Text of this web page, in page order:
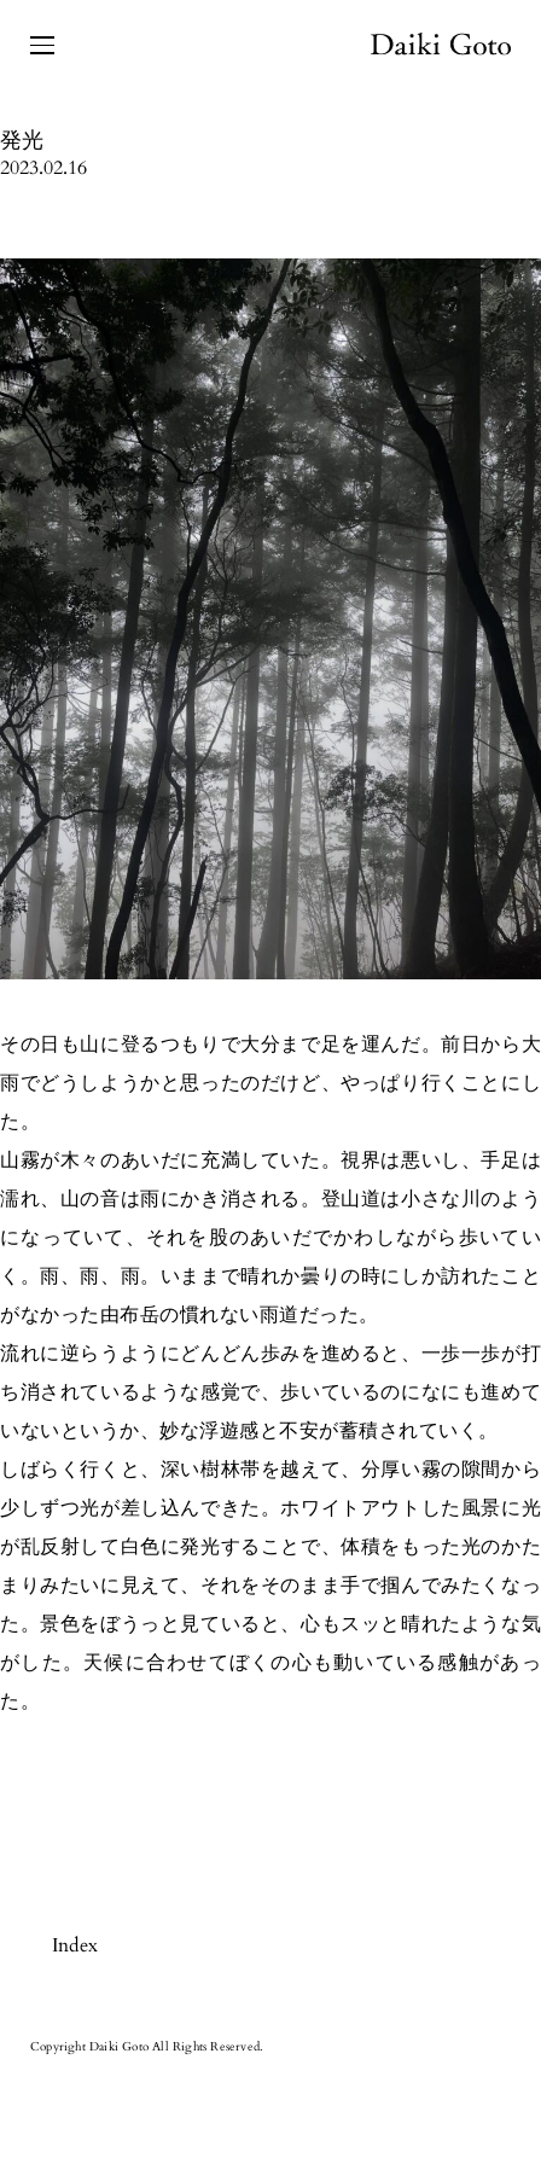
発光
2023.02.16
その日も山に登るつもりで大分まで足を運んだ。前日から大
雨でどうしようかと思ったのだけど、やっぱり行くことにし
た。
山霧が木々のあいだに充満していた。視界は悪いし、手足は
濡れ、山の音は雨にかき消される。登山道は小さな川のよう
になっていて、それを股のあいだでかわしながら歩いてい
く。雨、雨、雨。いままで晴れか曇りの時にしか訪れたこと
がなかった由布岳の慣れない雨道だった。
流れに逆らうようにどんどん歩みを進めると、一歩一歩が打
ち消されているような感覚で、歩いているのになにも進めて
いないというか、妙な浮遊感と不安が蓄積されていく。
しばらく行くと、深い樹林帯を越えて、分厚い霧の隙間から
少しずつ光が差し込んできた。ホワイトアウトした風景に光
が乱反射して白色に発光することで、体積をもった光のかた
まりみたいに見えて、それをそのまま手で掴んでみたくなっ
た。景色をぼうっと見ていると、心もスッと晴れたような気
がした。天候に合わせてぼくの心も動いている感触があっ
た。
Index
Copyright Daiki Goto All Rights Reserved.